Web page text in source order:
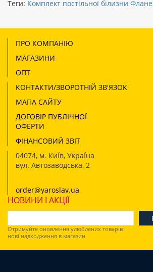
Теги: Комплект постільної білизни
ПРО КОМПАНІЮ
МАГАЗИНИ
ОПТ
КОНТАКТИ/ЗВОРОТНІЙ ЗВ'ЯЗОК
МАПА САЙТУ
ДОГОВІР ПУБЛІЧНОЇ
ОФЕРТИ
ФІНАНСОВИЙ ЗВІТ
04074, м. КиЇв, УкраЇна
вул. Автозаводська, 2
order@yaroslav.ua
НОВИНИ І АКЦІЇ
Отримуйте оновлення улюблених товарів і
нові надходження в магазин